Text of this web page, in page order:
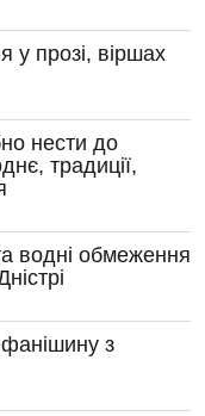
у прозі, віршах
нести до
традиції,
водні обмеження
з